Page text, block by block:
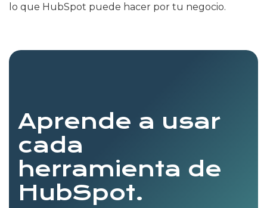
lo que HubSpot puede hacer por tu negocio.
Aprende a usar
cada
herramienta de
HubSpot.